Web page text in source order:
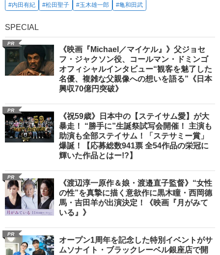
#内田有紀
#松田聖子 #玉木雄一郎 #亀和田武
SPECIAL
PR
《映画『Michael／マイケル』》父ジョセ
フ・ジャクソン役、コールマン・ドミンゴ
オフィシャルインタビュー“観客を魅了した
名優、複雑な父親像への想いを語る”《日本
興収70億円突破》
PR
《祝59歳》日本中の【ステイサム愛】が大
暴走！ “勝手に”生誕祭試写会開催！ 主演も
助演も全部ステイサム！「ステサミー賞」
爆誕！【応募総数941票 全54作品の栄冠に
輝いた作品とはー!?】
PR
《渡辺淳一原作＆娘・渡邉直子監督》“女性
の性”を真摯に描く意欲作に黒木瞳・西岡德
馬・吉田羊が出演決定！《映画『月がみて
いる』》
PR
オープン1周年を記念した特別イベントがサ
ムソナイト・ブラックレーベル銀座店で開